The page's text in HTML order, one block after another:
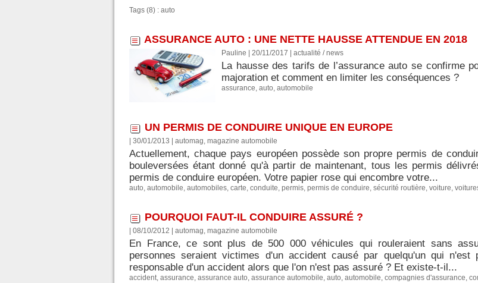
Tags (8) : auto
ASSURANCE AUTO : UNE NETTE HAUSSE ATTENDUE EN 2018
Pauline | 20/11/2017 actualité / news
La hausse des tarifs de l’assurance auto se confirme
majoration et comment en limiter les conséquences ?
assurance, auto, automobile
UN PERMIS DE CONDUIRE UNIQUE EN EUROPE
| 30/01/2013 automag, magazine automobile
Actuellement, chaque pays européen possède son propre permis de
bouleversées étant donné qu'à partir de maintenant, tous les permis
permis de conduire européen. Votre papier rose qui encombre votre...
auto, automobile, automobiles, carte, conduite, permis, permis de conduire, sécurité routière, voiture,
POURQUOI FAUT-IL CONDUIRE ASSURÉ ?
| 08/10/2012 automag, magazine automobile
En France, ce sont plus de 500 000 véhicules qui rouleraient sans
personnes seraient victimes d'un accident causé par quelqu'un qui
responsable d'un accident alors que l'on n'est pas assuré ? Et existe-t-il...
accident, assurance, assurance auto, assurance automobile, auto, automobile, compagnies d'assurance,